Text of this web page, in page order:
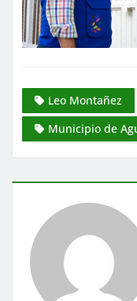
Leo Montañez
Municipio de